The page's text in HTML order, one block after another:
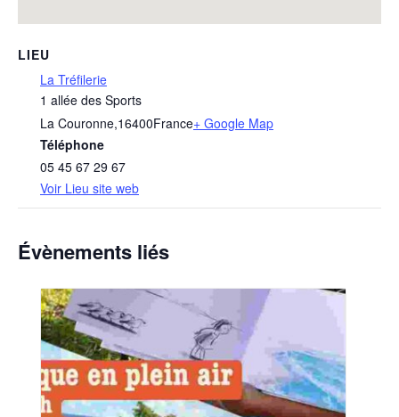
LIEU
La Tréfilerie
1 allée des Sports
La Couronne,16400France+ Google Map
Téléphone
05 45 67 29 67
Voir Lieu site web
Évènements liés